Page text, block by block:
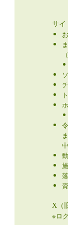
サイ
X（
※ロ